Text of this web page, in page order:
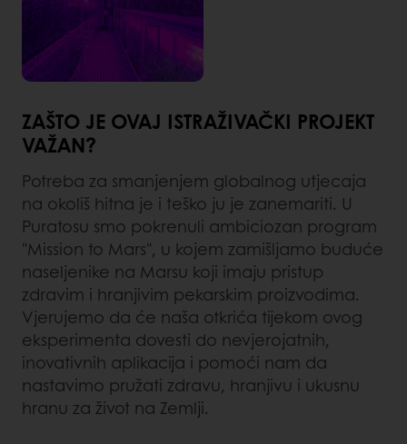
ZAŠTO JE OVAJ ISTRAŽIVAČKI PROJEKT
VAŽAN?
Potreba za smanjenjem globalnog utjecaja
na okoliš hitna je i teško ju je zanemariti. U
Puratosu smo pokrenuli ambiciozan program
"Mission to Mars", u kojem zamišljamo buduće
naseljenike na Marsu koji imaju pristup
zdravim i hranjivim pekarskim proizvodima.
Vjerujemo da će naša otkrića tijekom ovog
eksperimenta dovesti do nevjerojatnih,
inovativnih aplikacija i pomoći nam da
nastavimo pružati zdravu, hranjivu i ukusnu
hranu za život na Zemlji.